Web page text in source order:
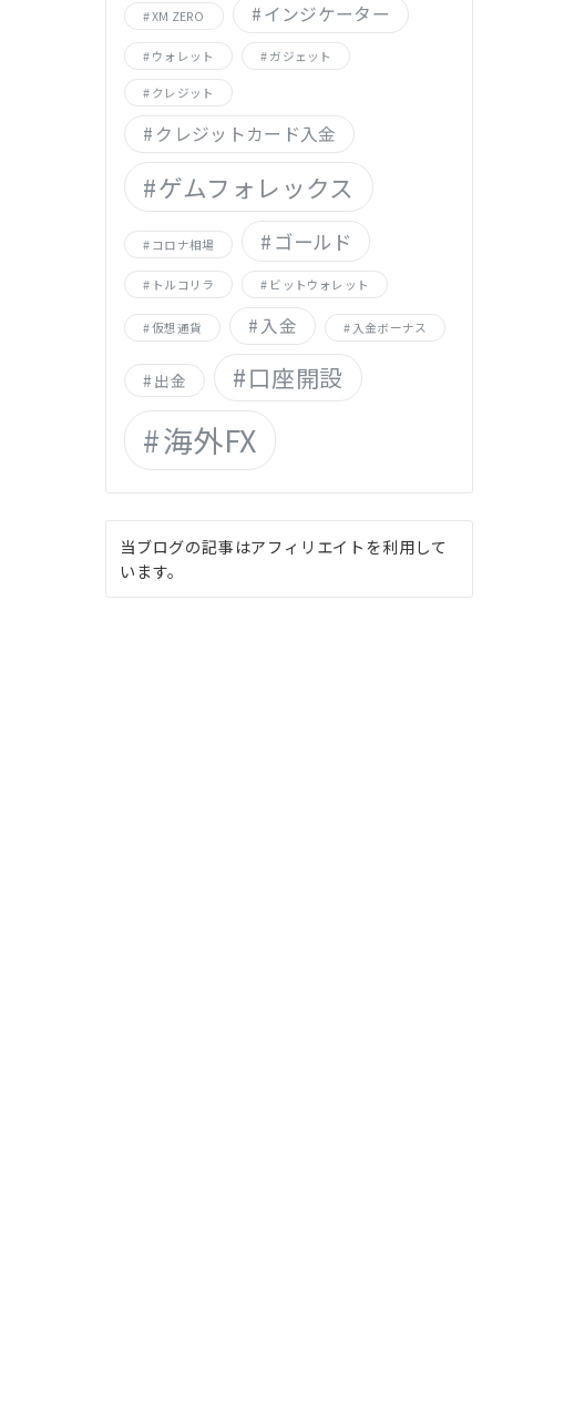
XM ZERO インジケーター
ウォレット ガジェット
クレジット
クレジットカード入金
ゲムフォレックス
コロナ相場 ゴールド
トルコリラ ビットウォレット
仮想通貨 入金 入金ボーナス
出金 口座開設
海外FX
当ブログの記事はアフィリエイトを利用して
います。